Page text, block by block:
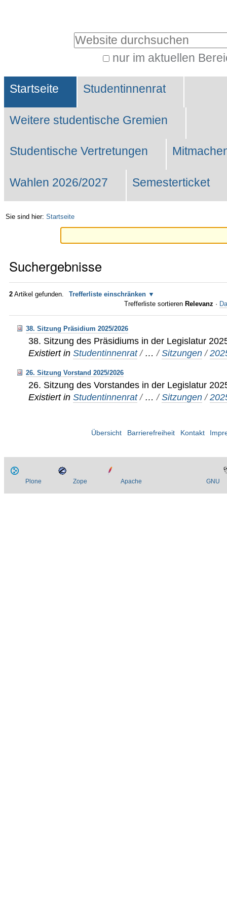
Website durchsuchen
nur im aktuellen
Suche…
Sektionen
Startseite Studentinnenrat
Weitere studentische Gremien
Studentische Vertretungen
Wahlen 2026/2027 Semesterticket
Sie sind hier: Startseite
Suchergebnisse
2 Artikel gefunden.
Trefferliste einschränken
Trefferliste sortieren Relevanz ·
38. Sitzung Präsidium 2025/2026
38. Sitzung des Präsidiums in der Legislatur
Existiert in Studentinnenrat / …/Sitzungen /
26. Sitzung Vorstand 2025/2026
26. Sitzung des Vorstandes in der Legislatur
Existiert in Studentinnenrat / …/Sitzungen /
Übersicht Barrierefreiheit Kontakt
Plone Zope Apache GNU